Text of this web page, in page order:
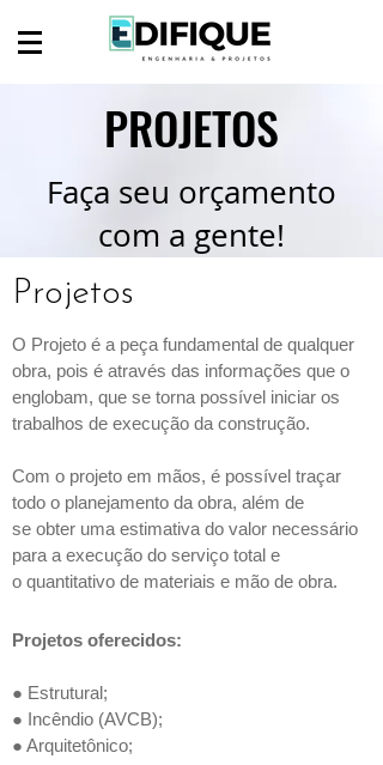
PROJETOS
Faça seu orçamento
com a gente!
Projetos
O Projeto é a peça fundamental de qualquer
obra, pois é através das informações que o
englobam, que se torna possível iniciar os
trabalhos de execução da construção.
Com o projeto em mãos, é possível traçar
todo o planejamento da obra, além de
se obter uma estimativa do valor necessário
para a execução do serviço total e
o quantitativo de materiais e mão de obra.
Projetos oferecidos:
● Estrutural;
● Incêndio (AVCB);
● Arquitetônico;